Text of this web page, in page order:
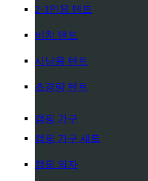
2-3인용 텐트
비치 텐트
사냥용 텐트
초경량 텐트
캠핑 가구
캠핑 가구 세트
캠핑 의자